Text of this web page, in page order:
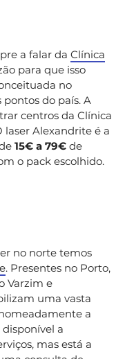
a falar da Clínica
para que isso
no
do país. A
centros da Clínica
laser Alexandrite é a
15€ a 79€ de
o pack escolhido.
no norte temos
. Presentes no Porto,
Varzim e
uma vasta
a
disponível a
mas está a